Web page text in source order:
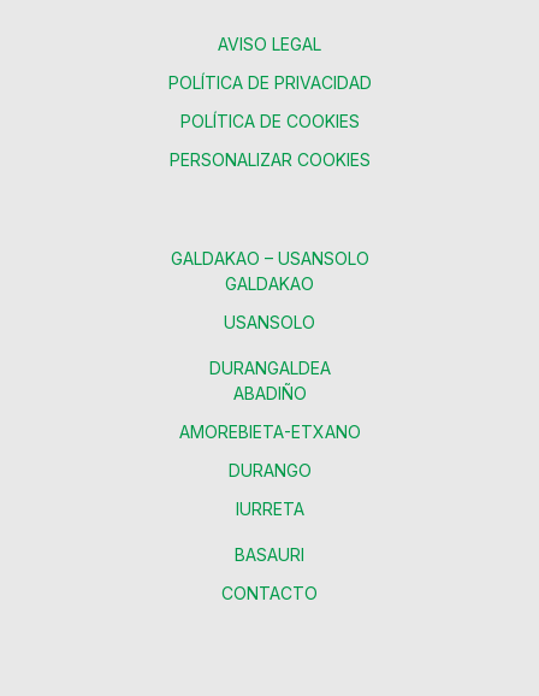
AVISO LEGAL
POLÍTICA DE PRIVACIDAD
POLÍTICA DE COOKIES
PERSONALIZAR COOKIES
GALDAKAO – USANSOLO
GALDAKAO
USANSOLO
DURANGALDEA
ABADIÑO
AMOREBIETA-ETXANO
DURANGO
IURRETA
BASAURI
CONTACTO